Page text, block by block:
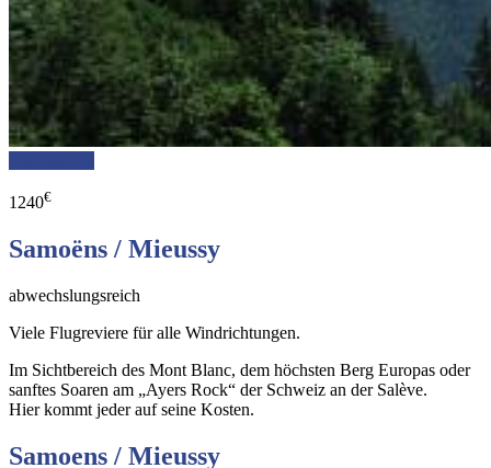
1240€
Samoëns / Mieussy
abwechslungsreich
Viele Flugreviere für alle Windrichtungen.
Im Sichtbereich des Mont Blanc, dem höchsten Berg Europas oder
sanftes Soaren am „Ayers Rock“ der Schweiz an der Salève.
Hier kommt jeder auf seine Kosten.
Samoens / Mieussy